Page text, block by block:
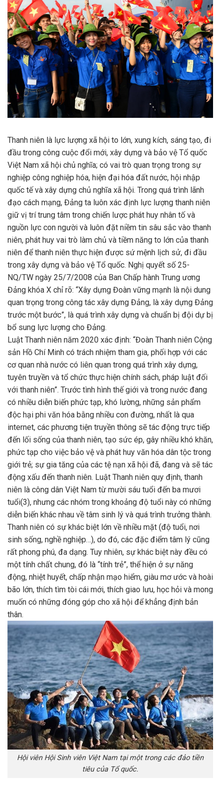
Thanh niên là lực lượng xã hội to lớn, xung kích, sáng tạo, đi
đầu trong công cuộc đổi mới, xây dựng và bảo vệ Tổ quốc
Việt Nam xã hội chủ nghĩa; có vai trò quan trọng trong sự
nghiệp công nghiệp hóa, hiện đại hóa đất nước, hội nhập
quốc tế và xây dựng chủ nghĩa xã hội. Trong quá trình lãnh
đạo cách mạng, Đảng ta luôn xác định lực lượng thanh niên
giữ vị trí trung tâm trong chiến lược phát huy nhân tố và
nguồn lực con người và luôn đặt niềm tin sâu sắc vào thanh
niên, phát huy vai trò làm chủ và tiềm năng to lớn của thanh
niên để thanh niên thực hiện được sứ mệnh lịch sử, đi đầu
trong xây dựng và bảo vệ Tổ quốc. Nghị quyết số 25-
NQ/TW ngày 25/7/2008 của Ban Chấp hành Trung ương
Đảng khóa X chỉ rõ: “Xây dựng Đoàn vững mạnh là nội dung
quan trọng trong công tác xây dựng Đảng, là xây dựng Đảng
trước một bước”, là quá trình xây dựng và chuẩn bị đội dự bị
bổ sung lực lượng cho Đảng.
Luật Thanh niên năm 2020 xác định: “Đoàn Thanh niên Cộng
sản Hồ Chí Minh có trách nhiệm tham gia, phối hợp với các
cơ quan nhà nước có liên quan trong quá trình xây dựng,
tuyên truyền và tổ chức thực hiện chính sách, pháp luật đối
với thanh niên”. Trước tình hình thế giới và trong nước đang
có nhiều diễn biến phức tạp, khó lường, những sản phẩm
độc hại phi văn hóa bằng nhiều con đường, nhất là qua
internet, các phương tiện truyền thông sẽ tác động trực tiếp
đến lối sống của thanh niên, tạo sức ép, gây nhiều khó khăn,
phức tạp cho việc bảo vệ và phát huy văn hóa dân tộc trong
giới trẻ; sự gia tăng của các tệ nạn xã hội đã, đang và sẽ tác
động xấu đến thanh niên. Luật Thanh niên quy định, thanh
niên là công dân Việt Nam từ mười sáu tuổi đến ba mươi
tuổi(3), nhưng các nhóm trong khoảng độ tuổi này có những
diễn biến khác nhau về tâm sinh lý và quá trình trưởng thành.
Thanh niên có sự khác biệt lớn về nhiều mặt (độ tuổi, nơi
sinh sống, nghề nghiệp…), do đó, các đặc điểm tâm lý cũng
rất phong phú, đa dạng. Tuy nhiên, sự khác biệt này đều có
một tính chất chung, đó là “tính trẻ”, thể hiện ở sự năng
động, nhiệt huyết, chấp nhận mạo hiểm, giàu mơ ước và hoài
bão lớn, thích tìm tòi cái mới, thích giao lưu, học hỏi và mong
muốn có những đóng góp cho xã hội để khẳng định bản
thân.
Hội viên Hội Sinh viên Việt Nam tại một trong các đảo tiền
tiêu của Tổ quốc.